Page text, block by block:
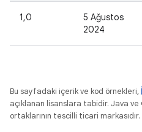
1,0
5 Ağustos
2024
Bu sayfadaki içerik ve kod örnekleri,
açıklanan lisanslara tabidir. Java
ortaklarının tescilli ticari markasıdır.